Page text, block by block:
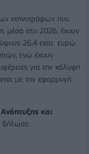
κτηνοτρόφων που
μέσα στο 2026, έχουν
26,4 εκατ. ευρώ
ενώ έχουν
για την κάλυψη
με την εφαρμογή
και
δήλωσε: